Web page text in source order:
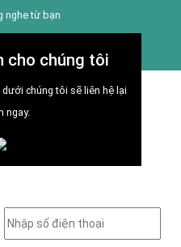
nghe từ bạn
cho chúng tôi
chúng tôi sẽ liên hệ lại
ngay.